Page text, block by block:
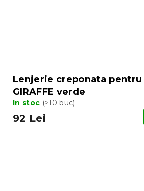
Lenjerie creponata
GIRAFFE verde
In stoc (>10 buc)
92 Lei